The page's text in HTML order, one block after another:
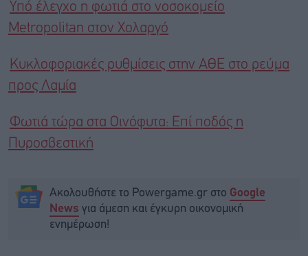
Υπό έλεγχο η φωτιά στο νοσοκομείο
Metropolitan στον Χολαργό
Κυκλοφοριακές ρυθμίσεις στην ΑΘΕ στο ρεύμα
προς Λαμία
Φωτιά τώρα στα Οινόφυτα: Επί ποδός η
Πυροσβεστική
Ακολουθήστε το Powergame.gr στο Google
News για άμεση και έγκυρη οικονομική
ενημέρωση!